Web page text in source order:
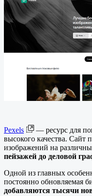
Pexels
— ресурс для
высокого качества. Сайт
изображений на
пейзажей до деловой
Одной из главных
постоянно обновляемая
добавляются тысячи